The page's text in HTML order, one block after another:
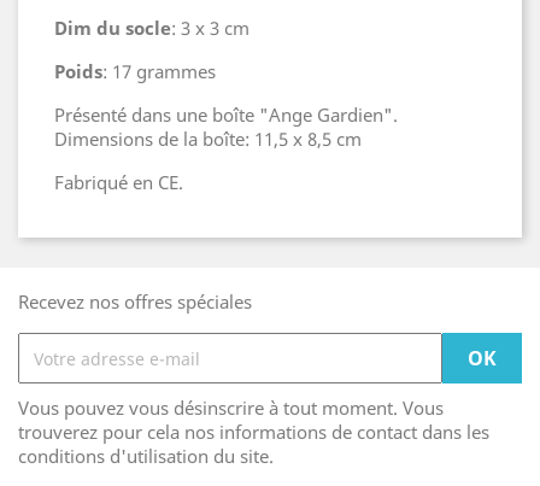
Dim du socle: 3 x 3 cm
Poids: 17 grammes
Présenté dans une boîte "Ange Gardien".
Dimensions de la boîte: 11,5 x 8,5 cm
Fabriqué en CE.
Recevez nos offres spéciales
Vous pouvez vous désinscrire à tout moment. Vous
trouverez pour cela nos informations de contact dans les
conditions d'utilisation du site.